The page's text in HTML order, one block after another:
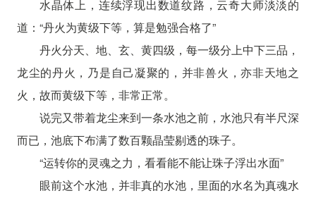
水晶体上，连续浮现出数道纹路，云奇大师淡淡的
道：“丹火为黄级下等，算是勉强合格了”
丹火分天、地、玄、黄四级，每一级分上中下三品，
龙尘的丹火，乃是自己凝聚的，并非兽火，亦非天地之
火，故而黄级下等，非常正常。
说完又带着龙尘来到一条水池之前，水池只有半尺深
而已，池底下布满了数百颗晶莹剔透的珠子。
“运转你的灵魂之力，看看能不能让珠子浮出水面”
眼前这个水池，并非真的水池，里面的水名为真魂水